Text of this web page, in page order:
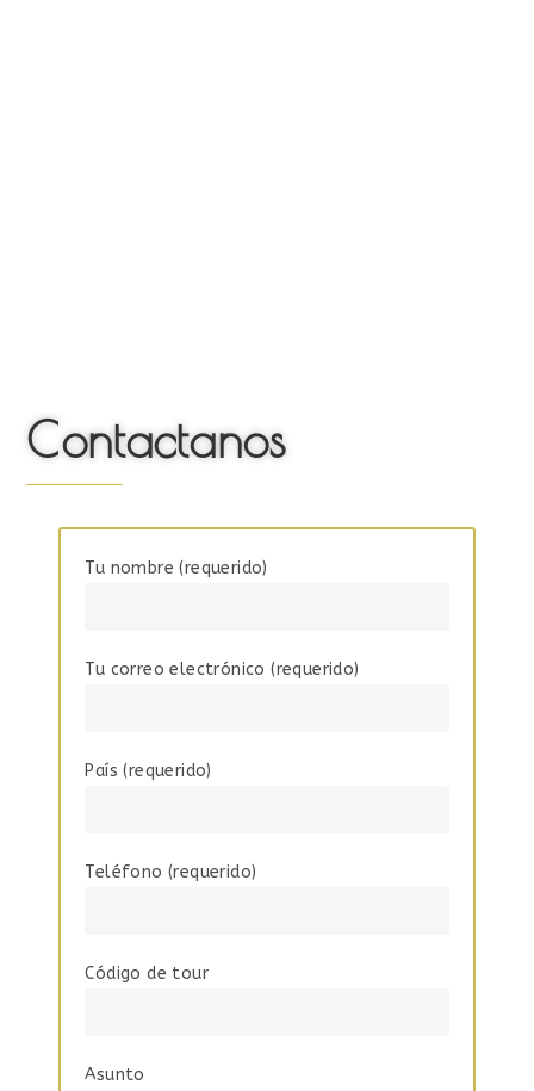
Contactanos
Tu nombre (requerido)
Tu correo electrónico (requerido)
País (requerido)
Teléfono (requerido)
Código de tour
Asunto